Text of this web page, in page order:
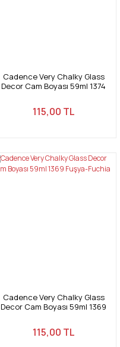
Cadence Very Chalky Glass
Decor Cam Boyası 59ml 1374
115,00 TL
Cadence Very Chalky Glass
Decor Cam Boyası 59ml 1369
115,00 TL